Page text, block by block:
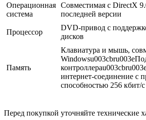
Операционная
система
Совместимая с DirectX
последней версии
Процессор
DVD-привод с
дисков
Память
Клавиатура и мышь,
интернет-соединение с
способностью 256 кбит/
Перед покупкой уточняйте технические